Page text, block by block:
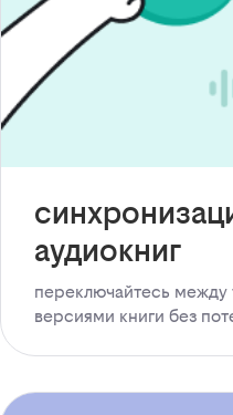
аудиокниг
переключайтесь между
версиями книги без